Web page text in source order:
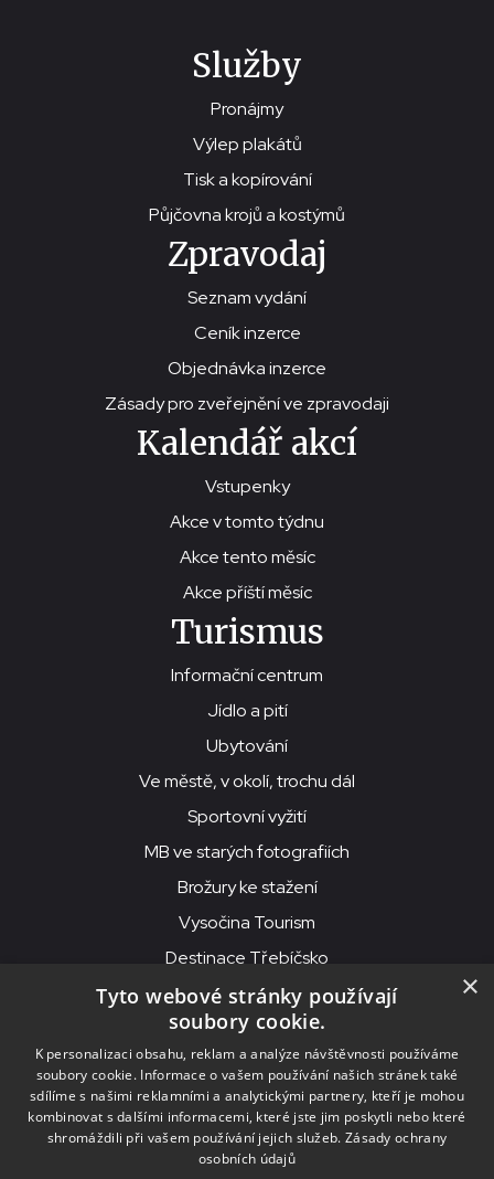
Služby
Pronájmy
Výlep plakátů
Tisk a kopírování
Půjčovna krojů a kostýmů
Zpravodaj
Seznam vydání
Ceník inzerce
Objednávka inzerce
Zásady pro zveřejnění ve zpravodaji
Kalendář akcí
Vstupenky
Akce v tomto týdnu
Akce tento měsíc
Akce příští měsíc
Turismus
Informační centrum
Jídlo a pití
Ubytování
Ve městě, v okolí, trochu dál
Sportovní vyžití
MB ve starých fotografiích
Brožury ke stažení
Vysočina Tourism
Destinace Třebíčsko
© 2026MKS Beseda Mor. Budějovice
MKS Beseda, příspěvková organizace, Purcnerova 62, 676 02
Moravské Budějovice
IČO: 00091758, DIČ: CZ00091758, ID datové schránky: chjn2kd
×
Tyto webové stránky používají
soubory cookie.
K personalizaci obsahu, reklam a analýze návštěvnosti používáme
soubory cookie. Informace o vašem používání našich stránek také
sdílíme s našimi reklamními a analytickými partnery, kteří je mohou
kombinovat s dalšími informacemi, které jste jim poskytli nebo které
shromáždili při vašem používání jejich služeb. Zásady ochrany
osobních údajů